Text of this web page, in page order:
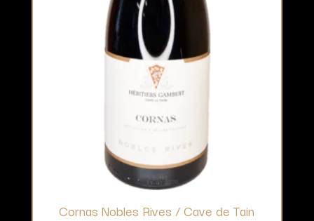
Cornas Nobles Rives / Cave de Tain